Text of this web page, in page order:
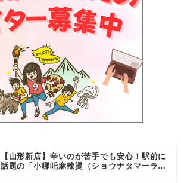
【山形新店】辛いのが苦手でも安心！駅前に
話題の「小哪吒麻辣燙（ショウナタマーラー